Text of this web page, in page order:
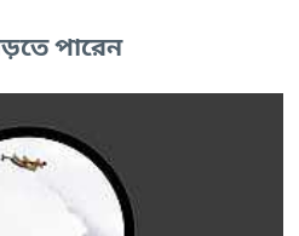
পারেন